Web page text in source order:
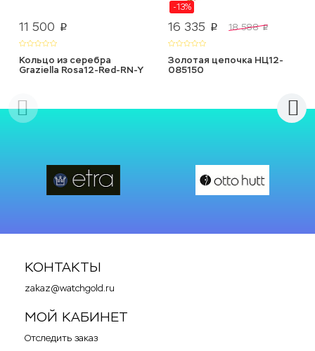
11 500 p
Кольцо из серебра
Graziella Rosa12-Red-RN-Y
-13%
16 335 p 18 588 p
Золотая цепочка НЦ12-
085150
КОНТАКТЫ
zakaz@watchgold.ru
МОЙ КАБИНЕТ
Отследить заказ